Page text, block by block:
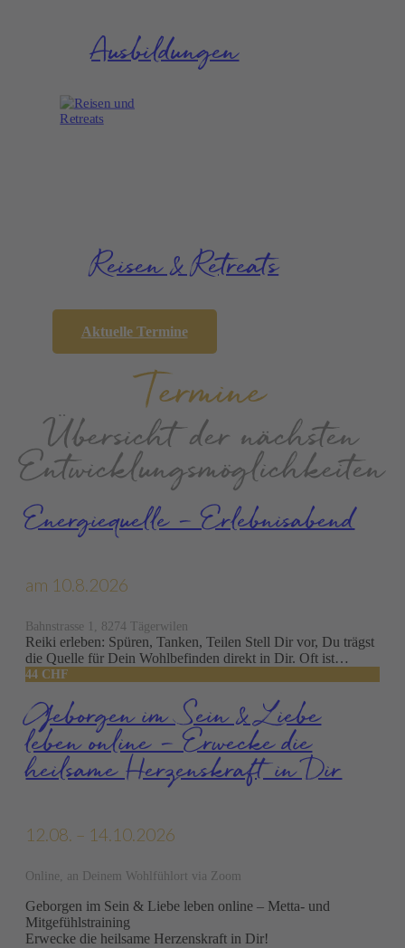
Ausbil­dungen
Reisen & Retreats
Meine Angebote
Aktuelle Termine
Termine
Übersicht der nächsten
Entwicklungs­mög­lichkeiten
Energiequelle – Erlebnisabend
am 10.8.2026
Bahnstrasse 1, 8274 Tägerwilen
Reiki erleben: Spüren, Tanken, Teilen Stell Dir vor, Du trägst
die Quelle für Dein Wohlbefinden direkt in Dir. Oft ist…
44 CHF
Geborgen im Sein & Liebe
leben online – Erwecke die
heilsame Herzens­kraft in Dir
12.08. – 14.10.2026
Online, an Deinem Wohlfühlort via Zoom
Geborgen im Sein & Liebe leben online – Metta- und
Mitgefühlstraining
Erwecke die heilsame Herzenskraft in Dir!